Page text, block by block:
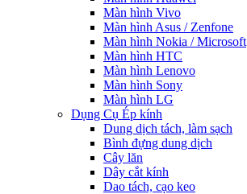
Màn hình Vivo
Màn hình Asus / Zenfone
Màn hình Nokia / Microsoft
Màn hình HTC
Màn hình Lenovo
Màn hình Sony
Màn hình LG
Dụng Cụ Ép kính
Dung dịch tách, làm sạch
Bình đựng dung dịch
Cây lăn
Dây cắt kính
Dao tách, cạo keo